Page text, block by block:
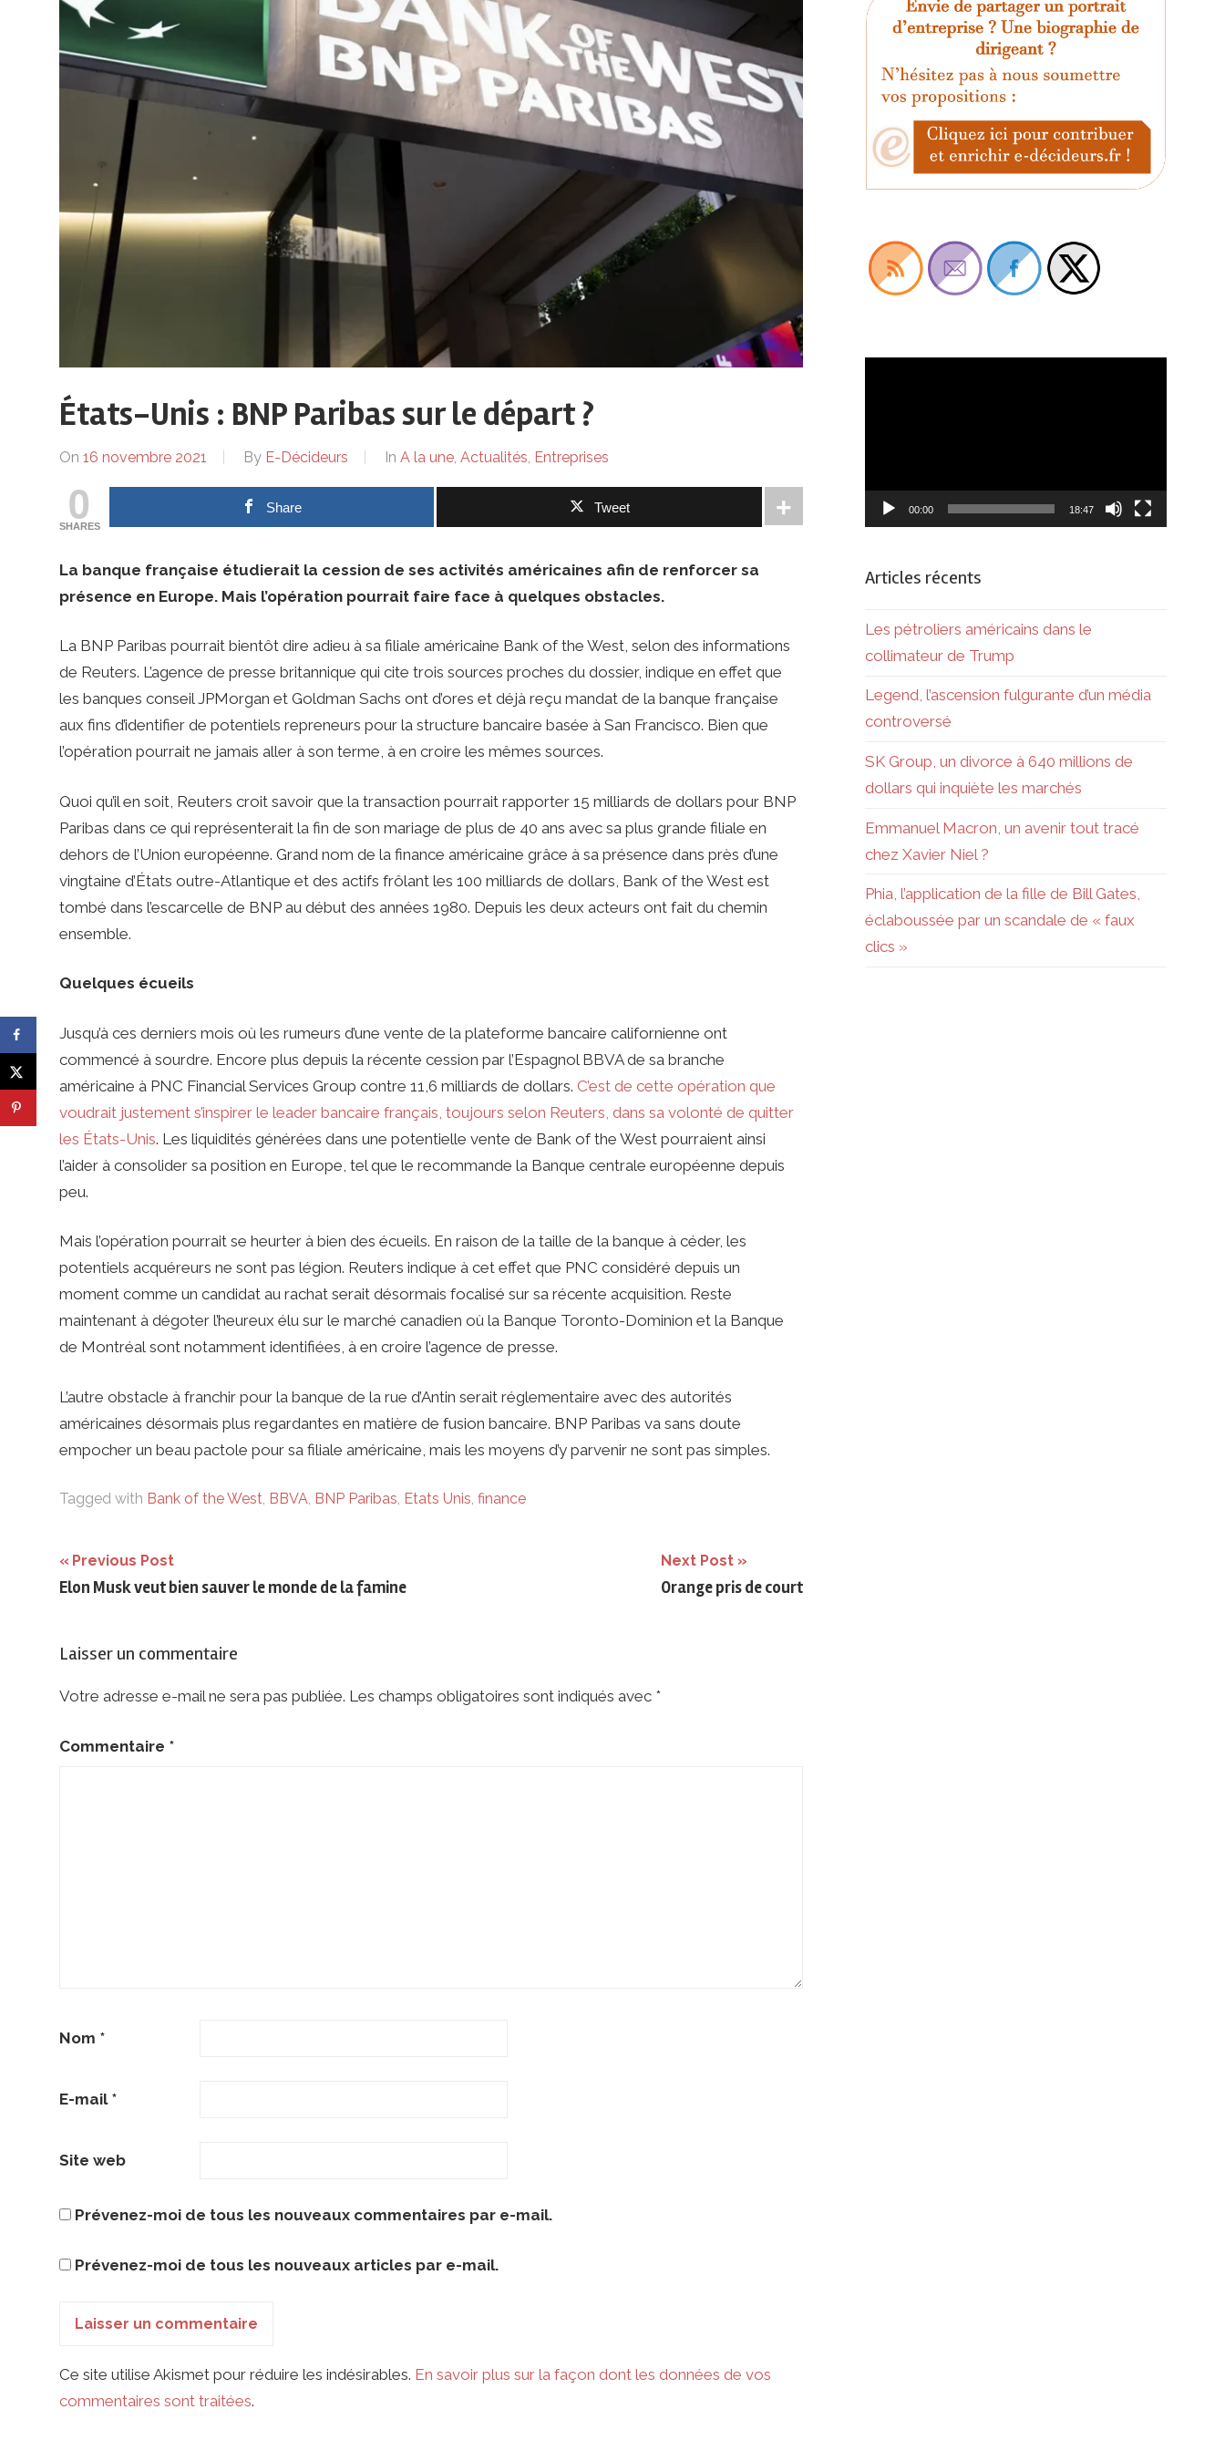
sur
le
monde
de
lentreprise
et
ses
dirigeants
États-Unis : BNP Paribas sur le départ ?
On 16 novembre 2021 By E-Décideurs In A la une, Actualités, Entreprises
0
SHARES
Share Tweet
La banque française étudierait la cession de ses activités américaines afin de renforcer sa
présence en Europe. Mais l’opération pourrait faire face à quelques obstacles.
La BNP Paribas pourrait bientôt dire adieu à sa filiale américaine Bank of the West, selon des informations
de Reuters. L’agence de presse britannique qui cite trois sources proches du dossier, indique en effet que
les banques conseil JPMorgan et Goldman Sachs ont d’ores et déjà reçu mandat de la banque française
aux fins d’identifier de potentiels repreneurs pour la structure bancaire basée à San Francisco. Bien que
l’opération pourrait ne jamais aller à son terme, à en croire les mêmes sources.
Quoi qu’il en soit, Reuters croit savoir que la transaction pourrait rapporter 15 milliards de dollars pour BNP
Paribas dans ce qui représenterait la fin de son mariage de plus de 40 ans avec sa plus grande filiale en
dehors de l’Union européenne. Grand nom de la finance américaine grâce à sa présence dans près d’une
vingtaine d’États outre-Atlantique et des actifs frôlant les 100 milliards de dollars, Bank of the West est
tombé dans l’escarcelle de BNP au début des années 1980. Depuis les deux acteurs ont fait du chemin
ensemble.
Quelques écueils
Jusqu’à ces derniers mois où les rumeurs d’une vente de la plateforme bancaire californienne ont
commencé à sourdre. Encore plus depuis la récente cession par l’Espagnol BBVA de sa branche
américaine à PNC Financial Services Group contre 11,6 milliards de dollars. C’est de cette opération que
voudrait justement s’inspirer le leader bancaire français, toujours selon Reuters, dans sa volonté de quitter
les États-Unis. Les liquidités générées dans une potentielle vente de Bank of the West pourraient ainsi
l’aider à consolider sa position en Europe, tel que le recommande la Banque centrale européenne depuis
peu.
Mais l’opération pourrait se heurter à bien des écueils. En raison de la taille de la banque à céder, les
potentiels acquéreurs ne sont pas légion. Reuters indique à cet effet que PNC considéré depuis un
moment comme un candidat au rachat serait désormais focalisé sur sa récente acquisition. Reste
maintenant à dégoter l’heureux élu sur le marché canadien où la Banque Toronto-Dominion et la Banque
de Montréal sont notamment identifiées, à en croire l’agence de presse.
L’autre obstacle à franchir pour la banque de la rue d’Antin serait réglementaire avec des autorités
américaines désormais plus regardantes en matière de fusion bancaire. BNP Paribas va sans doute
empocher un beau pactole pour sa filiale américaine, mais les moyens d’y parvenir ne sont pas simples.
Tagged with Bank of the West, BBVA, BNP Paribas, Etats Unis, finance
Navigation
de
Previous Post
Elon Musk veut bien sauver le monde de la famine
Next Post
Orange pris de court
Laisser un commentaire
Votre adresse e-mail ne sera pas publiée. Les champs obligatoires sont indiqués avec *
Commentaire *
Nom *
E-mail *
Site web
Prévenez-moi de tous les nouveaux commentaires par e-mail.
Prévenez-moi de tous les nouveaux articles par e-mail.
Ce site utilise Akismet pour réduire les indésirables. En savoir plus sur la façon dont les données de vos
commentaires sont traitées.
00:00 18:47
Articles récents
Les pétroliers américains dans le
collimateur de Trump
Legend, l’ascension fulgurante d’un média
controversé
SK Group, un divorce à 640 millions de
dollars qui inquiète les marchés
Emmanuel Macron, un avenir tout tracé
chez Xavier Niel ?
Phia, l’application de la fille de Bill Gates,
éclaboussée par un scandale de « faux
clics »